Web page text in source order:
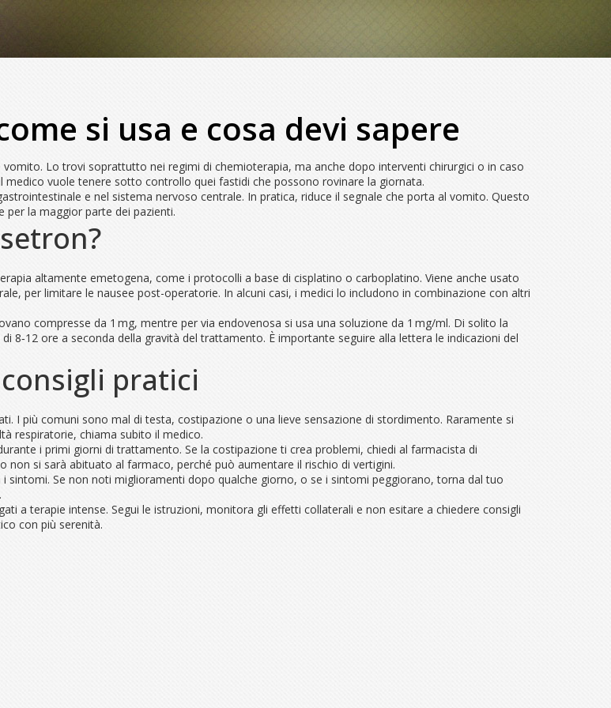
si usa e cosa devi sapere
Lo trovi soprattutto nei regimi di chemioterapia, ma anche dopo interventi chirurgici o in caso
vuole tenere sotto controllo quei fastidi che possono rovinare la giornata.
e nel sistema nervoso centrale. In pratica, riduce il segnale che porta al vomito. Questo
per la maggior parte dei pazienti.
altamente emetogena, come i protocolli a base di cisplatino o carboplatino. Viene anche usato
per limitare le nausee post-operatorie. In alcuni casi, i medici lo includono in combinazione con altri
compresse da 1 mg, mentre per via endovenosa si usa una soluzione da 1 mg/ml. Di solito la
8‑12 ore a seconda della gravità del trattamento. È importante seguire alla lettera le indicazioni del
pratici
I più comuni sono mal di testa, costipazione o una lieve sensazione di stordimento. Raramente si
respiratorie, chiama subito il medico.
i primi giorni di trattamento. Se la costipazione ti crea problemi, chiedi al farmacista di
si sarà abituato al farmaco, perché può aumentare il rischio di vertigini.
sintomi. Se non noti miglioramenti dopo qualche giorno, o se i sintomi peggiorano, torna dal tuo
a terapie intense. Segui le istruzioni, monitora gli effetti collaterali e non esitare a chiedere consigli
con più serenità.